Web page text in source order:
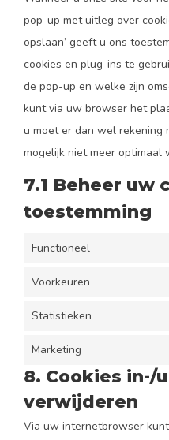
pop-up met uitleg over
opslaan’ geeft u ons
cookies en plug-ins te
de pop-up en welke zijn
kunt via uw browser het
u moet er dan wel rekening
mogelijk niet meer optimaal
7.1 Beheer uw
toestemming
Functioneel
Voorkeuren
Statistieken
Marketing
8. Cookies in-/
verwijderen
Via uw internetbrowser